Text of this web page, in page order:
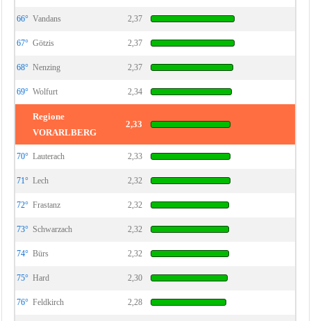
66° Vandans 2,37
67° Götzis 2,37
68° Nenzing 2,37
69° Wolfurt 2,34
Regione
VORARLBERG
2,33
70° Lauterach 2,33
71° Lech 2,32
72° Frastanz 2,32
73° Schwarzach 2,32
74° Bürs 2,32
75° Hard 2,30
76° Feldkirch 2,28